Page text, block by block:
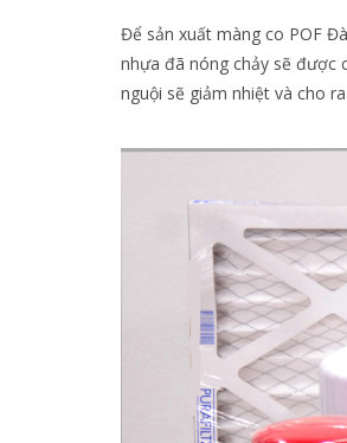
Để sản xuất màng co POF
nhựa đã nóng chảy sẽ được
nguội sẽ giảm nhiệt và cho